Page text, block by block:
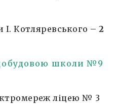
І. Котляревського –2
школи №9
ліцею № 3